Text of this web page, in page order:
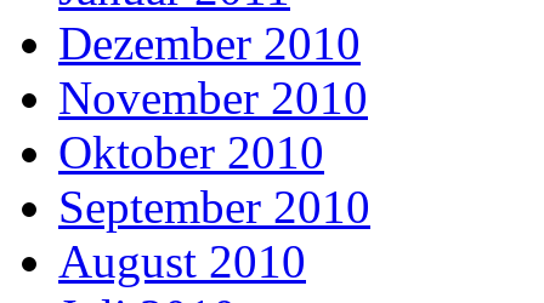
Dezember 2010
November 2010
Oktober 2010
September 2010
August 2010